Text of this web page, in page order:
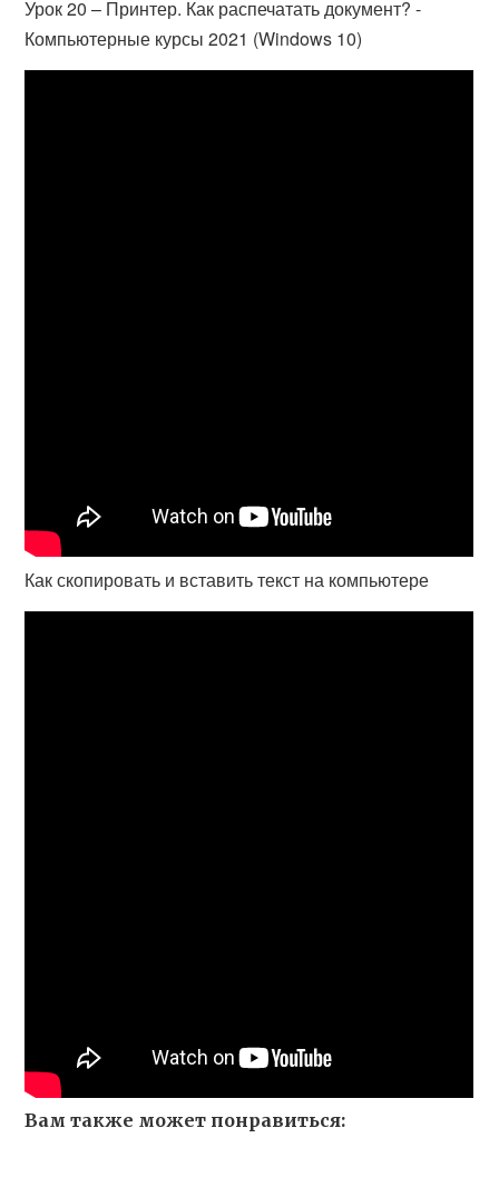
Урок 20 – Принтер. Как распечатать документ? -
Компьютерные курсы 2021 (Windows 10)
Как скопировать и вставить текст на компьютере
Вам также может понравиться: